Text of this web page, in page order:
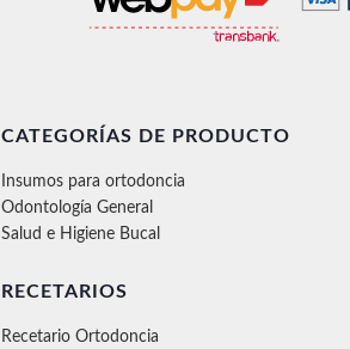
CATEGORÍAS DE PRODUCTO
Insumos para ortodoncia
Odontología General
Salud e Higiene Bucal
RECETARIOS
Recetario Ortodoncia